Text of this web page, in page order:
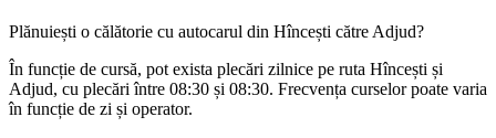
Plănuiești o călătorie cu autocarul din Hîncești către Adjud?
În funcție de cursă, pot exista plecări zilnice pe ruta Hîncești și
Adjud, cu plecări între 08:30 și 08:30. Frecvența curselor poate varia
în funcție de zi și operator.